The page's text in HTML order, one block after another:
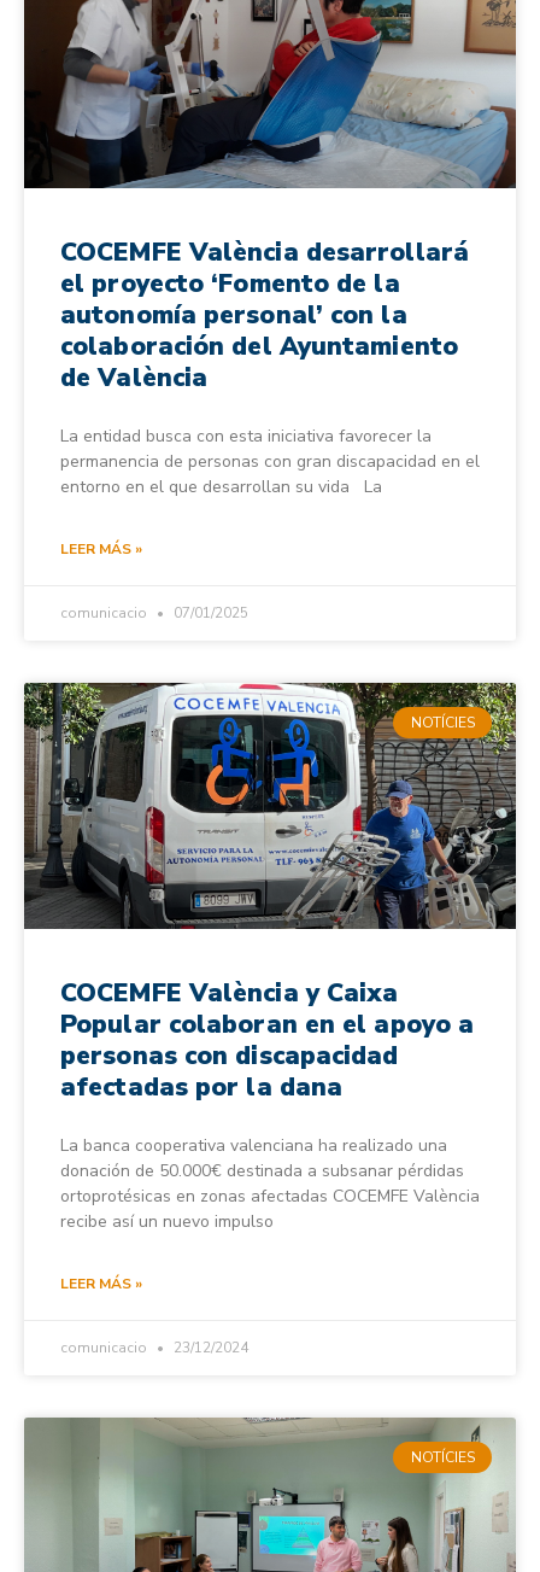
COCEMFE València desarrollará
el proyecto ‘Fomento de la
autonomía personal’ con la
colaboración del Ayuntamiento
de València
La entidad busca con esta iniciativa favorecer la
permanencia de personas con gran discapacidad en el
entorno en el que desarrollan su vida La
LEER MÁS »
comunicacio 07/01/2025
NOTÍCIES
COCEMFE València y Caixa
Popular colaboran en el apoyo a
personas con discapacidad
afectadas por la dana
La banca cooperativa valenciana ha realizado una
donación de 50.000€ destinada a subsanar pérdidas
ortoprotésicas en zonas afectadas COCEMFE València
recibe así un nuevo impulso
LEER MÁS »
comunicacio 23/12/2024
NOTÍCIES